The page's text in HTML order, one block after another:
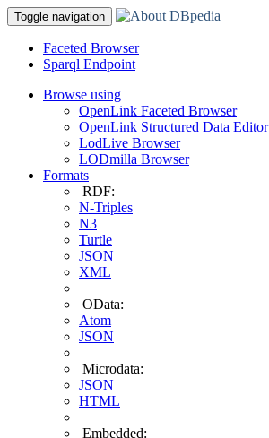
Toggle navigation
Faceted Browser
Sparql Endpoint
Browse using
OpenLink Faceted Browser
OpenLink Structured Data Editor
LodLive Browser
LODmilla Browser
Formats
RDF:
N-Triples
N3
Turtle
JSON
XML
OData:
Atom
JSON
Microdata:
JSON
HTML
Embedded: